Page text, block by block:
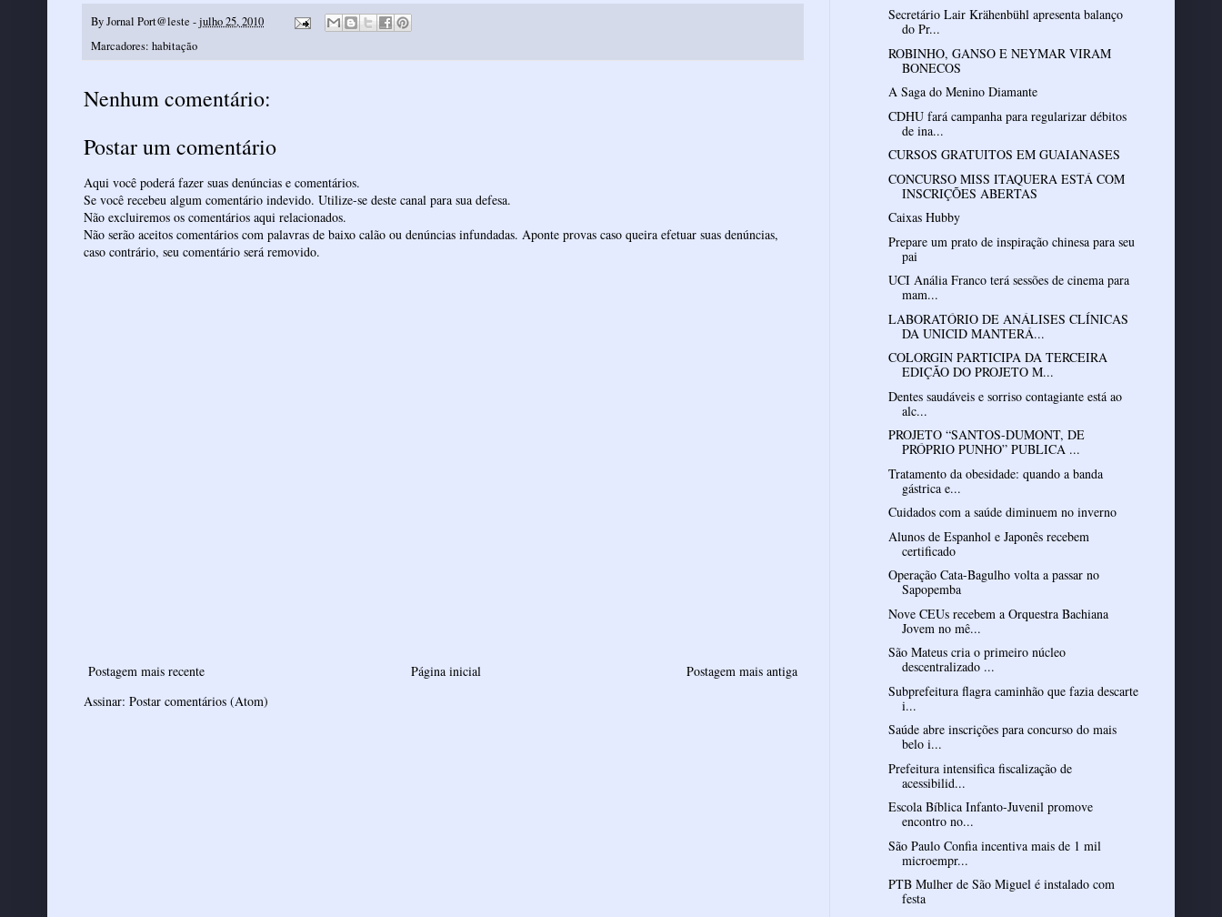
ByJornal Port@leste -julho 25, 2010
Marcadores: habitação
Nenhum comentário:
Postar um comentário
Aqui você poderá fazer suas denúncias e comentários.
Se você recebeu algum comentário indevido. Utilize-se deste canal para sua defesa.
Não excluiremos os comentários aqui relacionados.
Não serão aceitos comentários com palavras de baixo calão ou denúncias infundadas. Aponte provas caso queira efetuar suas denúncias,
caso contrário, seu comentário será removido.
Postagem mais recente Postagem mais antiga
Página inicial
Assinar: Postar comentários (Atom)
Secretário Lair Krähenbühl apresenta balanço
do Pr...
ROBINHO, GANSO E NEYMAR VIRAM
A Saga do Menino Diamante
CDHU fará campanha para regularizar débitos
de ina...
CURSOS GRATUITOS EM GUAIANASES
CONCURSO MISS ITAQUERA ESTÁ COM
INSCRIÇÕES ABERTAS
Caixas Hubby‏
Prepare um prato de inspiração chinesa para seu
pai‏
UCI Anália Franco terá sessões de cinema para
mam...
LABORATÓRIO DE ANÁLISES CLÍNICAS
DA UNICID MANTERÁ...
COLORGIN PARTICIPA DA TERCEIRA
EDIÇÃO DO PROJETO M...
Dentes saudáveis e sorriso contagiante está ao
alc...
PROJETO “SANTOS-DUMONT, DE
PRÓPRIO PUNHO” PUBLICA ...
Tratamento da obesidade: quando a banda
gástrica e...
Cuidados com a saúde diminuem no inverno
Alunos de Espanhol e Japonês recebem
certificado
Operação Cata-Bagulho volta a passar no
Sapopemba
Nove CEUs recebem a Orquestra Bachiana
Jovem no mê...
São Mateus cria o primeiro núcleo
descentralizado ...
Subprefeitura flagra caminhão que fazia descarte
i...
Saúde abre inscrições para concurso do mais
belo i...
Prefeitura intensifica fiscalização de
acessibilid...
Escola Bíblica Infanto-Juvenil promove
encontro no...
São Paulo Confia incentiva mais de 1 mil
microempr...
PTB Mulher de São Miguel é instalado com
festa